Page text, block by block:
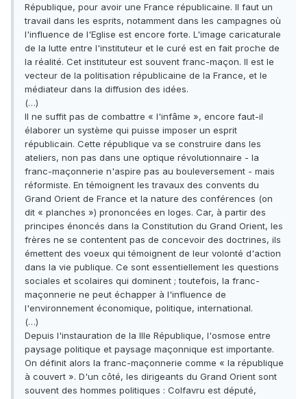
République, pour avoir une France républicaine. Il faut un
travail dans les esprits, notamment dans les campagnes où
l'influence de l'Eglise est encore forte. L'image caricaturale
de la lutte entre l'instituteur et le curé est en fait proche de
la réalité. Cet instituteur est souvent franc-maçon. Il est le
vecteur de la politisation républicaine de la France, et le
médiateur dans la diffusion des idées.
(…)
Il ne suffit pas de combattre « l'infâme », encore faut-il
élaborer un système qui puisse imposer un esprit
républicain. Cette république va se construire dans les
ateliers, non pas dans une optique révolutionnaire - la
franc-maçonnerie n'aspire pas au bouleversement - mais
réformiste. En témoignent les travaux des convents du
Grand Orient de France et la nature des conférences (on
dit « planches ») prononcées en loges. Car, à partir des
principes énoncés dans la Constitution du Grand Orient, les
frères ne se contentent pas de concevoir des doctrines, ils
émettent des voeux qui témoignent de leur volonté d'action
dans la vie publique. Ce sont essentiellement les questions
sociales et scolaires qui dominent ; toutefois, la franc-
maçonnerie ne peut échapper à l'influence de
l'environnement économique, politique, international.
(…)
Depuis l'instauration de la IIIe République, l'osmose entre
paysage politique et paysage maçonnique est importante.
On définit alors la franc-maçonnerie comme « la république
à couvert ». D'un côté, les dirigeants du Grand Orient sont
souvent des hommes politiques : Colfavru est député,